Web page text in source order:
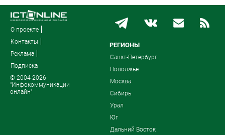
О проекте
Контакты
Реклама
Подписка
© 2004-2026
"Инфокоммуникации
онлайн"
РЕГИОНЫ
Санкт-Петербург
Поволжье
Москва
Сибирь
Урал
Юг
Дальний Восток